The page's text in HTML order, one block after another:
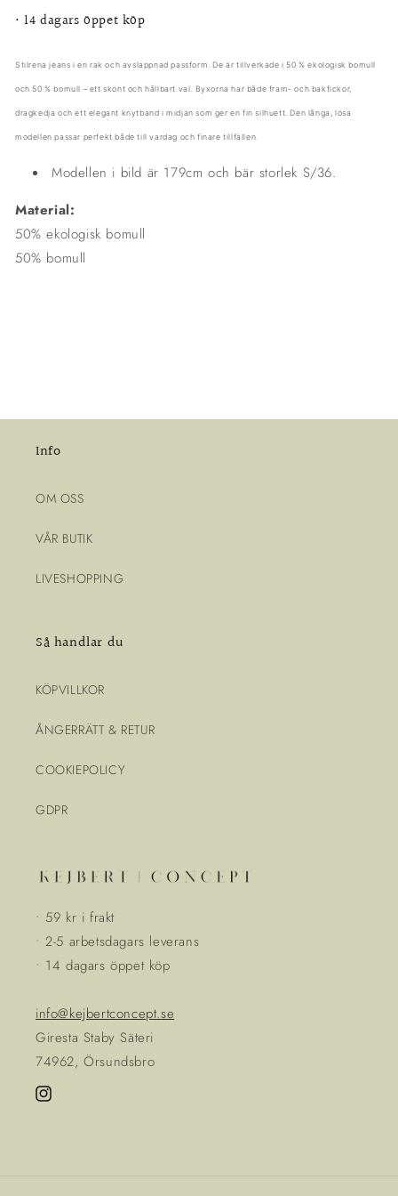
• 14 dagars öppet köp
Stilrena jeans i en rak och avslappnad passform. De är tillverkade i 50 % ekologisk bomull
och 50 % bomull – ett skönt och hållbart val. Byxorna har både fram- och bakfickor,
dragkedja och ett elegant knytband i midjan som ger en fin silhuett. Den långa, lösa
modellen passar perfekt både till vardag och finare tillfällen.
Modellen i bild är 179cm och bär storlek S/36.
Material:
50% ekologisk bomull
50% bomull
Info
OM OSS
VÅR BUTIK
LIVESHOPPING
Så handlar du
KÖPVILLKOR
ÅNGERRÄTT & RETUR
COOKIEPOLICY
GDPR
• 59 kr i frakt
• 2-5 arbetsdagars leverans
• 14 dagars öppet köp
info@kejbertconcept.se
Giresta Staby Säteri
74962, Örsundsbro
Instagram